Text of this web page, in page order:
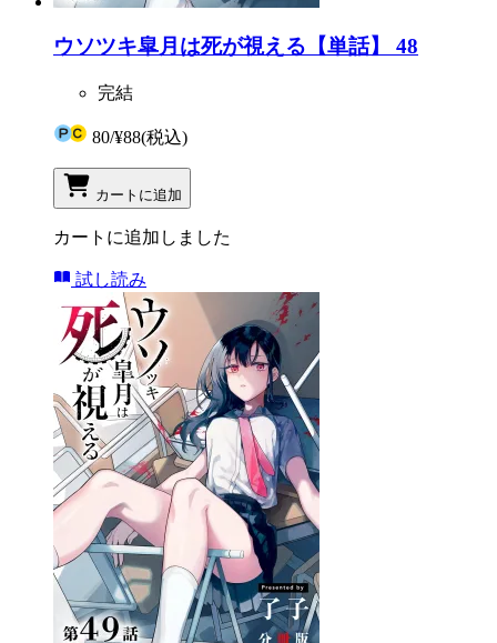
ウソツキ皐月は死が視える【単話】 48
完結
80/¥88(税込)
カートに追加
カートに追加しました
試し読み